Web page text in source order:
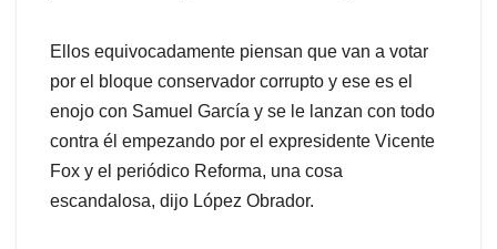
Ellos equivocadamente piensan que van a votar
por el bloque conservador corrupto y ese es el
enojo con Samuel García y se le lanzan con todo
contra él empezando por el expresidente Vicente
Fox y el periódico Reforma, una cosa
escandalosa, dijo López Obrador.